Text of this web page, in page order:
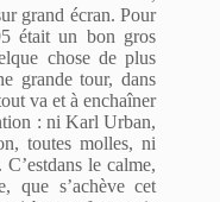
grand écran. Pour
était un bon gros
chose de plus
grande tour, dans
va et à enchaîner
: ni Karl Urban,
toutes molles, ni
le calme,
que s’achève cet